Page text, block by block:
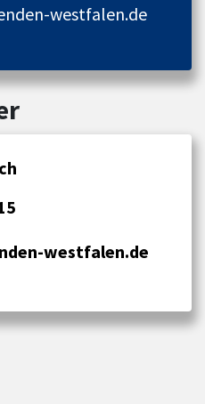
westfalen.de
westfalen.de